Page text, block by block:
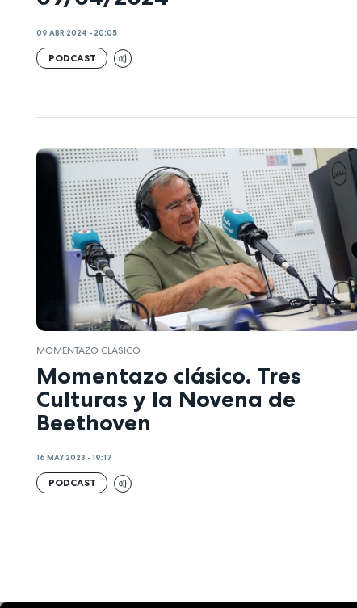
09 ABR 2024 - 20:05
PODCAST
MOMENTAZO CLÁSICO
Momentazo clásico. Tres
Culturas y la Novena de
Beethoven
16 MAY 2023 - 19:17
PODCAST